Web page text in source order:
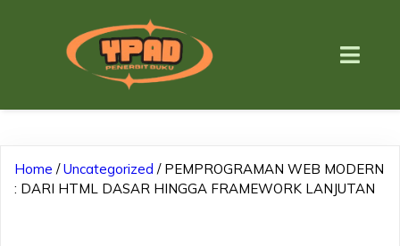
Home /Uncategorized / PEMPROGRAMAN WEB MODERN
: DARI HTML DASAR HINGGA FRAMEWORK LANJUTAN